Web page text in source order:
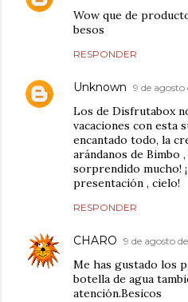
Wow que de
besos
RESPONDER
Unknown 9 de agosto
Los de Disfrutabox
vacaciones con esta
encantado todo, la
arándanos de Bimbo
sorprendido mucho!
presentación , cielo!
RESPONDER
CHARO 9 de agosto
Me has gustado los
botella de agua
atención.Besicos